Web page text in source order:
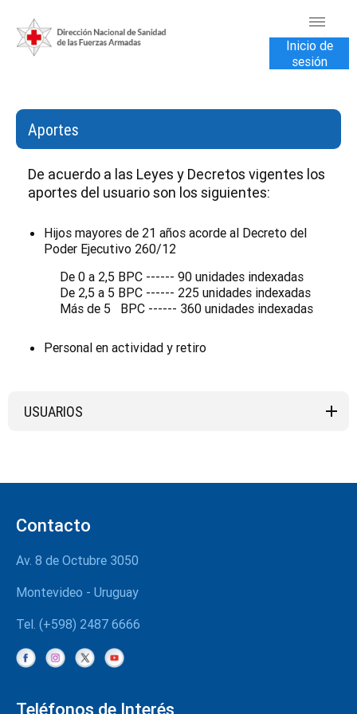
USUARIOS
CONTÁCTENOS
Inicio de
sesión
Aportes
De acuerdo a las Leyes y Decretos vigentes los
aportes del usuario son los siguientes:
Hijos mayores de 21 años acorde al Decreto del
Poder Ejecutivo 260/12
De 0 a 2,5 BPC ------ 90 unidades indexadas
De 2,5 a 5 BPC ------ 225 unidades indexadas
Más de 5 BPC ------ 360 unidades indexadas
Personal en actividad y retiro
USUARIOS
Atención al usuario
Verifique su derecho
Contacto
Av. 8 de Octubre 3050
Montevideo - Uruguay
Tel. (+598) 2487 6666
Teléfonos de Interés